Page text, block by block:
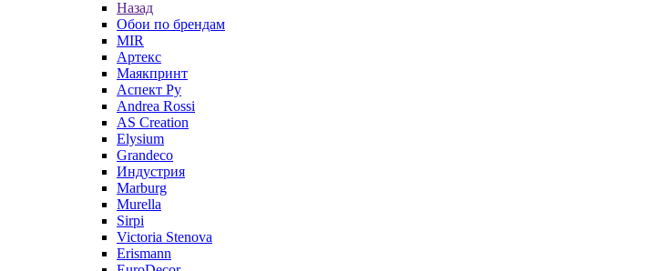
Назад
Обои по брендам
MIR
Артекс
Маякпринт
Аспект Ру
Andrea Rossi
AS Creation
Elysium
Grandeco
Индустрия
Marburg
Murella
Sirpi
Victoria Stenova
Erismann